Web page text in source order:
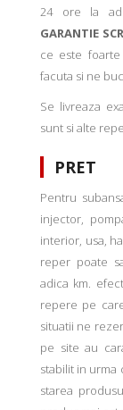
24 ore la
GARANTIE
ce este foarte
facuta si ne
Se livreaza
sunt si alte
PRET
Pentru
injector,
interior, usa,
reper poate
adica km.
repere pe
situatii ne
pe site au
stabilit in
starea